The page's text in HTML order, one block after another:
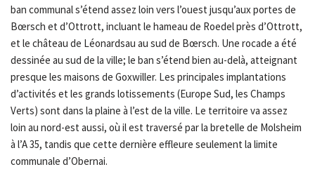
ban communal s’étend assez loin vers l’ouest jusqu’aux portes de
Bœrsch et d’Ottrott, incluant le hameau de Roedel près d’Ottrott,
et le château de Léonardsau au sud de Bœrsch. Une rocade a été
dessinée au sud de la ville; le ban s’étend bien au-delà, atteignant
presque les maisons de Goxwiller. Les principales implantations
d’activités et les grands lotissements (Europe Sud, les Champs
Verts) sont dans la plaine à l’est de la ville. Le territoire va assez
loin au nord-est aussi, où il est traversé par la bretelle de Molsheim
à l’A 35, tandis que cette dernière effleure seulement la limite
communale d’Obernai.